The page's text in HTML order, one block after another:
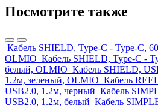
Посмотрите также
Кабель SHIELD, Type-C - Type-C,
OLMIO Кабель SHIELD, Type-C -
белый, OLMIO Кабель SHIELD,
1.2м, зеленый, OLMIO Кабель
USB2.0, 1.2м, черный Кабель
USB2.0, 1.2м, белый Кабель